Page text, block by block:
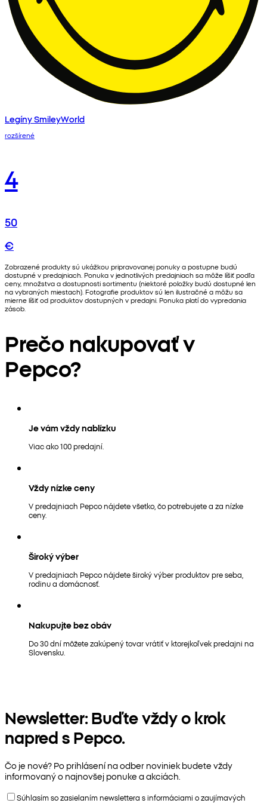
Legíny SmileyWorld
rozšírené
4
50
€
Zobrazené produkty sú ukážkou pripravovanej ponuky a postupne budú
dostupné v predajniach. Ponuka v jednotlivých predajniach sa môže líšiť podľa
ceny, množstva a dostupnosti sortimentu (niektoré položky budú dostupné len
na vybraných miestach). Fotografie produktov sú len ilustračné a môžu sa
mierne líšiť od produktov dostupných v predajni. Ponuka platí do vypredania
zásob.
Prečo nakupovať v
Pepco?
Je vám vždy nablízku
Viac ako 100 predajní.
Vždy nízke ceny
V predajniach Pepco nájdete všetko, čo potrebujete a za nízke
ceny.
Široký výber
V predajniach Pepco nájdete široký výber produktov pre seba,
rodinu a domácnosť.
Nakupujte bez obáv
Do 30 dní môžete zakúpený tovar vrátiť v ktorejkoľvek predajni na
Slovensku.
Newsletter: Buďte vždy o krok
napred s Pepco.
Čo je nové? Po prihlásení na odber noviniek budete vždy
informovaný o najnovšej ponuke a akciách.
Súhlasím so zasielaním newslettera s informáciami o zaujímavých